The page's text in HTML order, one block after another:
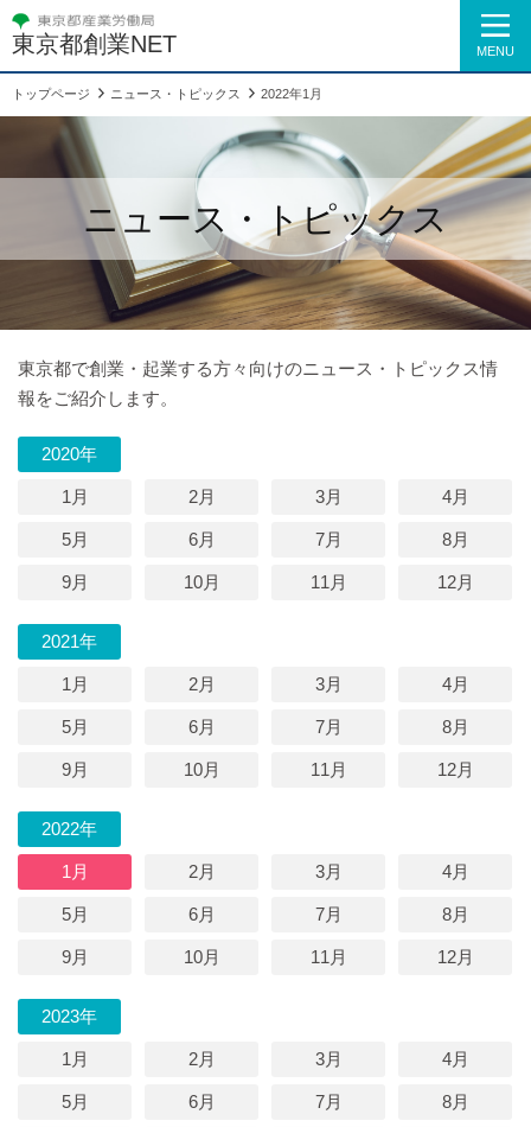
東京都創業NET MENU
トップページ ニュース・トピックス 2022年1月
ニュース・トピックス
東京都で創業・起業する方々向けのニュース・トピックス情
報をご紹介します。
2020年
1月 2月 3月 4月
5月 6月 7月 8月
9月 10月 11月 12月
2021年
1月 2月 3月 4月
5月 6月 7月 8月
9月 10月 11月 12月
2022年
1月 2月 3月 4月
5月 6月 7月 8月
9月 10月 11月 12月
2023年
1月 2月 3月 4月
5月 6月 7月 8月